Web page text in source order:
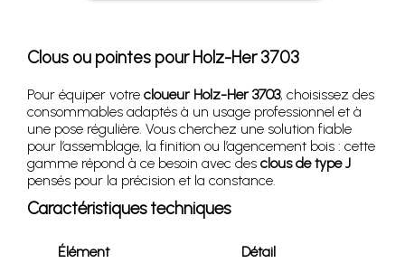
Clous ou pointes pour Holz-Her 3703
Pour équiper votre cloueur Holz-Her 3703, choisissez des
consommables adaptés à un usage professionnel et à
une pose régulière. Vous cherchez une solution fiable
pour l’assemblage, la finition ou l’agencement bois : cette
gamme répond à ce besoin avec des clous de type J
pensés pour la précision et la constance.
Caractéristiques techniques
Élément Détail